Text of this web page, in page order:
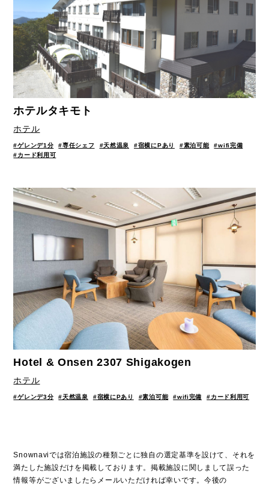
ホテルタキモト
ホテル
#ゲレンデ1分 #専任シェフ #天然温泉 #宿横にPあり #素泊可能
#wifi完備
#カード利用可
Hotel & Onsen 2307 Shigakogen
ホテル
#ゲレンデ3分 #天然温泉 #宿横にPあり #素泊可能 #wifi完備 #カード利用可
Snownaviでは宿泊施設の種類ごとに独自の選定基準を設けて、それを
満たした施設だけを掲載しております。掲載施設に関しまして誤った
情報等がございましたらメールいただければ幸いです。今後の